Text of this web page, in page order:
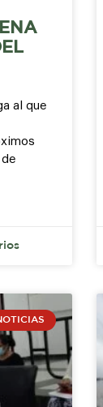
al que